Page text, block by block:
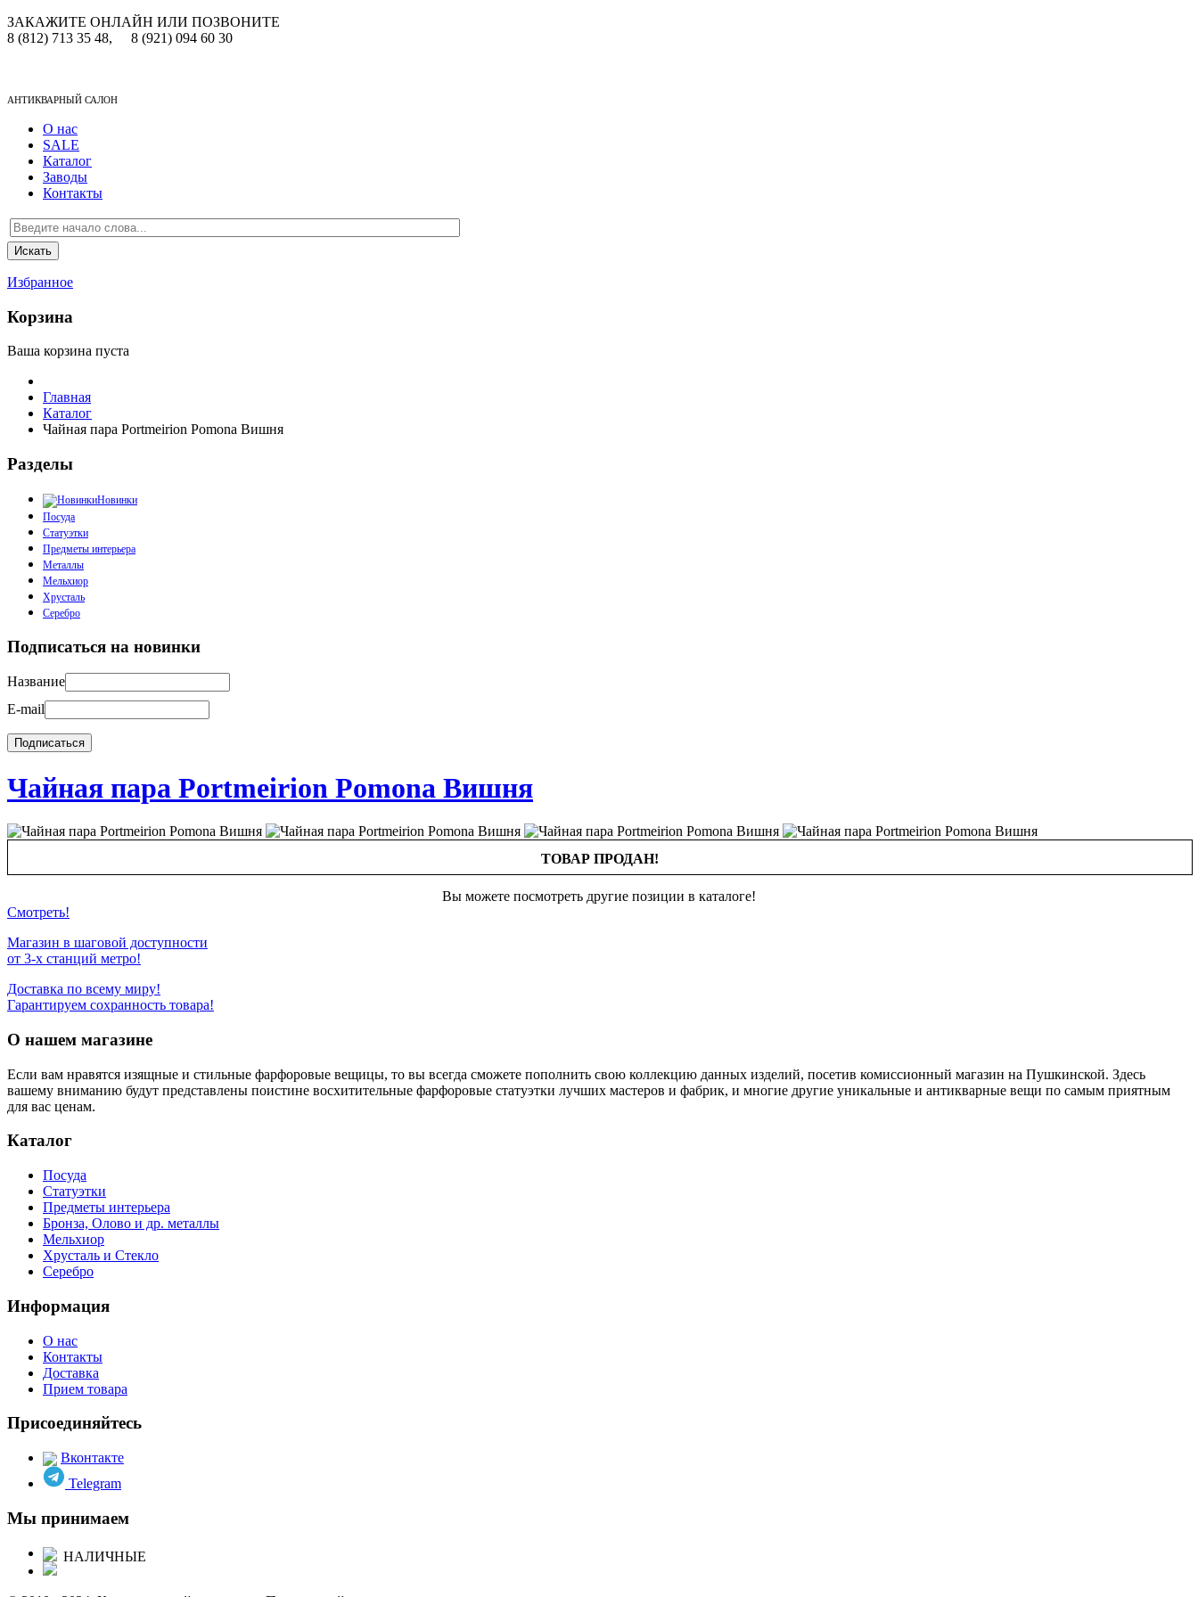
ЗАКАЖИТЕ ОНЛАЙН ИЛИ ПОЗВОНИТЕ
8 (812) 713 35 48,
8 (921) 094 60 30
АНТИКВАРНЫЙ САЛОН
О нас
SALE
Каталог
Заводы
Контакты
Избранное
Корзина
Ваша корзина пуста
Главная
Каталог
Чайная пара Portmeirion Pomona Вишня
Разделы
Новинки
Посуда
Статуэтки
Предметы интерьера
Металлы
Мельхиор
Хрусталь
Серебро
Подписаться на новинки
Название
E-mail
Чайная пара Portmeirion Pomona Вишня
ТОВАР ПРОДАН!
Вы можете посмотреть другие позиции в каталоге!
Смотреть!
Магазин в шаговой доступности
от 3-х станций метро!
Доставка по всему миру!
Гарантируем сохранность товара!
О нашем магазине
Если вам нравятся изящные и стильные фарфоровые вещицы, то вы всегда сможете пополнить свою коллекцию данных изделий, посетив комиссионный магазин на Пушкинской. Здесь
вашему вниманию будут представлены поистине восхитительные фарфоровые статуэтки лучших мастеров и фабрик, и многие другие уникальные и антикварные вещи по самым приятным
для вас ценам.
Каталог
Посуда
Статуэтки
Предметы интерьера
Бронза, Олово и др. металлы
Мельхиор
Хрусталь и Стекло
Серебро
Информация
О нас
Контакты
Доставка
Прием товара
Присоединяйтесь
Вконтакте
Telegram
Мы принимаем
НАЛИЧНЫЕ